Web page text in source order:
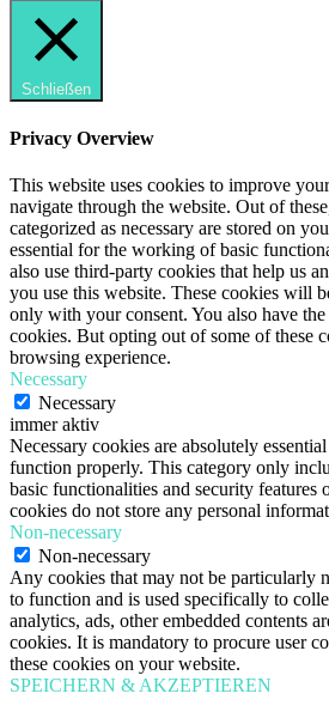
Schließen
Privacy Overview
This website uses cookies to improve
navigate through the website. Out of
categorized as necessary are stored on
essential for the working of basic
also use third-party cookies that help us
you use this website. These cookies will
only with your consent. You also have
cookies. But opting out of some of these
browsing experience.
Necessary
Necessary
immer aktiv
Necessary cookies are absolutely
function properly. This category only
basic functionalities and security features
cookies do not store any personal
Non-necessary
Non-necessary
Any cookies that may not be particularly
to function and is used specifically to
analytics, ads, other embedded contents
cookies. It is mandatory to procure user
these cookies on your website.
SPEICHERN & AKZEPTIEREN